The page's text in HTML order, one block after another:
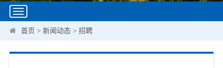
Toggle
navigation
首页 >新闻动态 >招聘